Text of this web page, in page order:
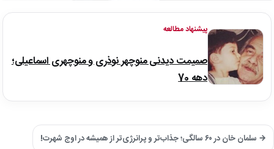
پیشنهاد مطالعه
صمیمت دیدنی منوچهر نوذری و منوچهری اسماعیلی؛
دهه 70
→ سلمان خان در ۶۰ سالگی؛ جذاب‌تر و پرانرژی‌تر از همیشه در اوج شهرت!